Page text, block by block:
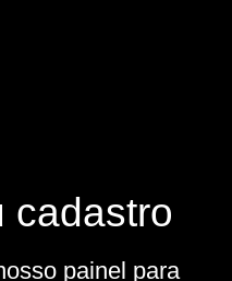
cadastro
painel para